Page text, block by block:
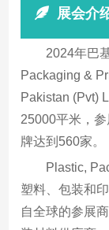
展会介
2024年巴
Packaging &
Pakistan (Pvt)
25000平米，
牌达到560家。
Plastic,
塑料、包装和
自全球的参展